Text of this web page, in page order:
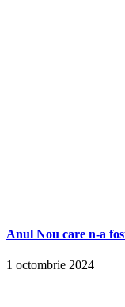
Anul Nou care n-a
1 octombrie 2024